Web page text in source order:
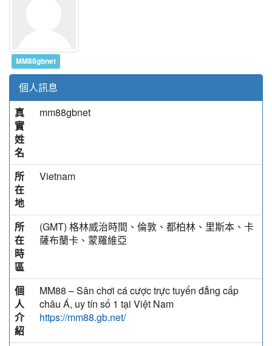
MM88gbnet
個人訊息
真
實
姓
名
mm88gbnet
所
在
地
Vietnam
所
在
時
區
(GMT) 格林威治時間、倫敦、都柏林、里斯本、卡
薩布蘭卡、蒙羅維亞
個
人
介
紹
MM88 – Sân chơi cá cược trực tuyến đẳng cấp
châu Á, uy tín số 1 tại Việt Nam
https://mm88.gb.net/